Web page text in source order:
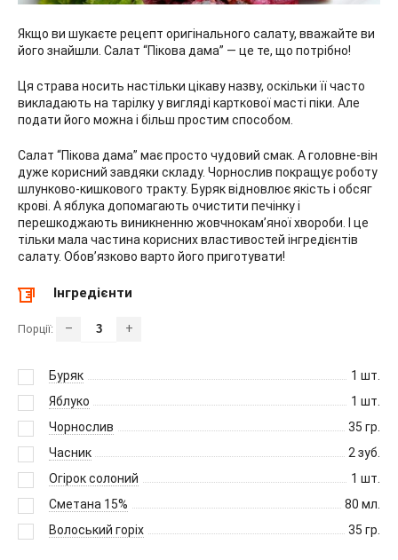
Якщо ви шукаєте рецепт оригінального салату, вважайте ви
його знайшли. Салат “Пікова дама” — це те, що потрібно!
Ця страва носить настільки цікаву назву, оскільки її часто
викладають на тарілку у вигляді карткової масті піки. Але
подати його можна і більш простим способом.
Салат “Пікова дама” має просто чудовий смак. А головне-він
дуже корисний завдяки складу. Чорнослив покращує роботу
шлунково-кишкового тракту. Буряк відновлює якість і обсяг
крові. А яблука допомагають очистити печінку і
перешкоджають виникненню жовчнокам’яної хвороби. І це
тільки мала частина корисних властивостей інгредієнтів
салату. Обов’язково варто його приготувати!
Інгредієнти
Порції: – +
Буряк 1 шт.
Яблуко
1 шт.
Чорнослив
35 гр.
Часник
2 зуб.
Огірок солоний
1 шт.
Сметана 15%
80 мл.
Волоський горіх
35 гр.